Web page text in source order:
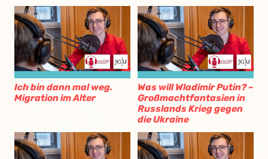
Ich bin dann mal weg.
Migration im Alter
Was will Wladimir Putin? –
Großmachtfantasien in
Russlands Krieg gegen
die Ukraine